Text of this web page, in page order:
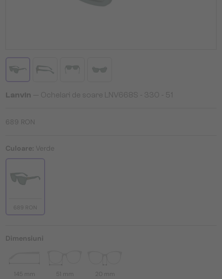
Lanvin — Ochelari de soare LNV668S - 330 - 51
689 RON
Culoare: Verde
689 RON
Dimensiuni
145 mm 51 mm 20 mm